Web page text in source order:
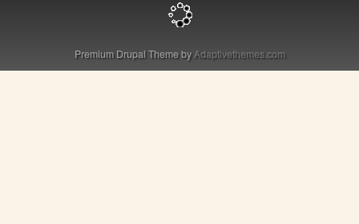
Premium Drupal Theme byAdaptivethemes.com